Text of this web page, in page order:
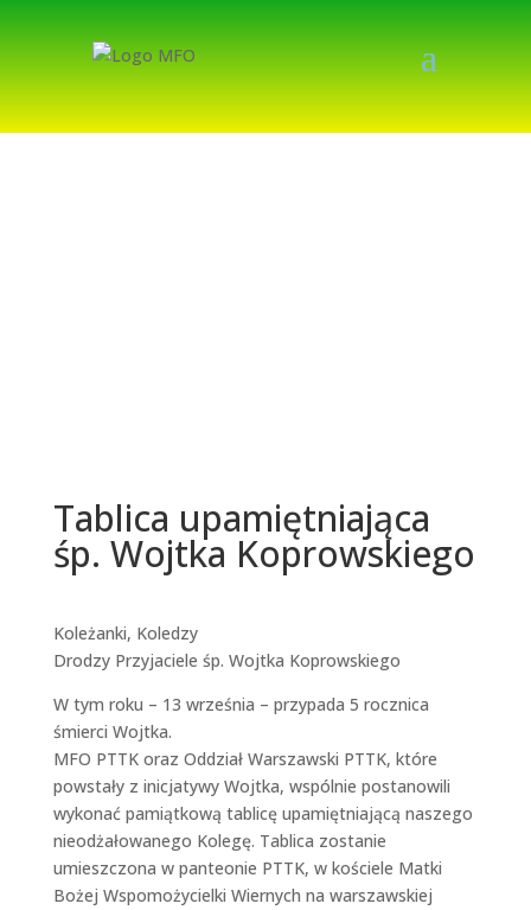
Tablica upamiętniająca
śp. Wojtka Koprowskiego
Koleżanki, Koledzy
Drodzy Przyjaciele śp. Wojtka Koprowskiego
W tym roku – 13 września – przypada 5 rocznica
śmierci Wojtka.
MFO PTTK oraz Oddział Warszawski PTTK, które
powstały z inicjatywy Wojtka, wspólnie postanowili
wykonać pamiątkową tablicę upamiętniającą naszego
nieodżałowanego Kolegę. Tablica zostanie
umieszczona w panteonie PTTK, w kościele Matki
Bożej Wspomożycielki Wiernych na warszawskiej